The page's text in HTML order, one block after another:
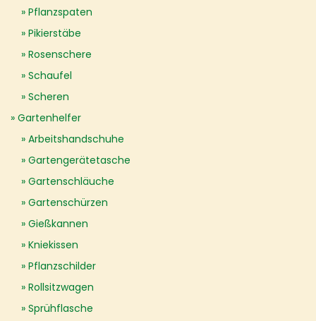
Pflanzspaten
Pikierstäbe
Rosenschere
Schaufel
Scheren
Gartenhelfer
Arbeitshandschuhe
Gartengerätetasche
Gartenschläuche
Gartenschürzen
Gießkannen
Kniekissen
Pflanzschilder
Rollsitzwagen
Sprühflasche